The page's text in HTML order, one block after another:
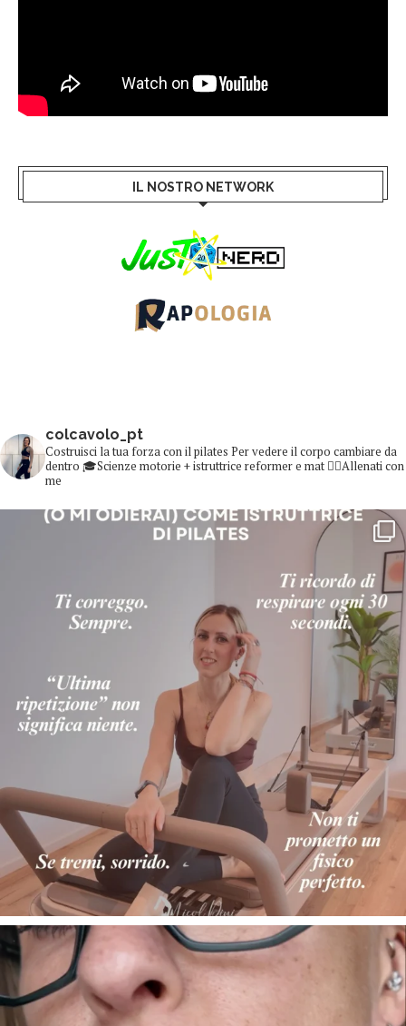
IL NOSTRO NETWORK
colcavolo_pt
Costruisci la tua forza con il pilates Per vedere il corpo cambiare da
dentro 🎓Scienze motorie + istruttrice reformer e mat 👇🏻Allenati con
me